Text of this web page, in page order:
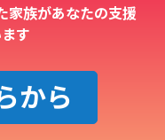
家族があなたの支援
す
から